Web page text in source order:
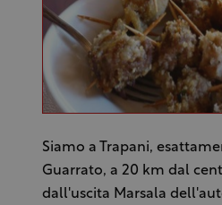
Siamo a Trapani,
Guarrato, a 20 km dal
dall'uscita Marsala